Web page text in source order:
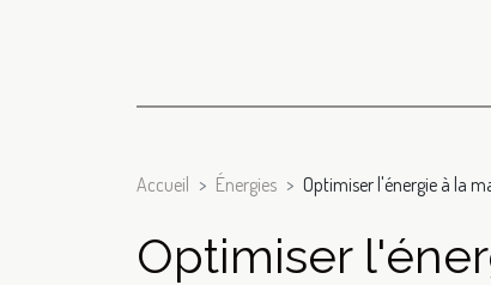
Accueil Énergies Optimiser l'énergie à la
Optimiser